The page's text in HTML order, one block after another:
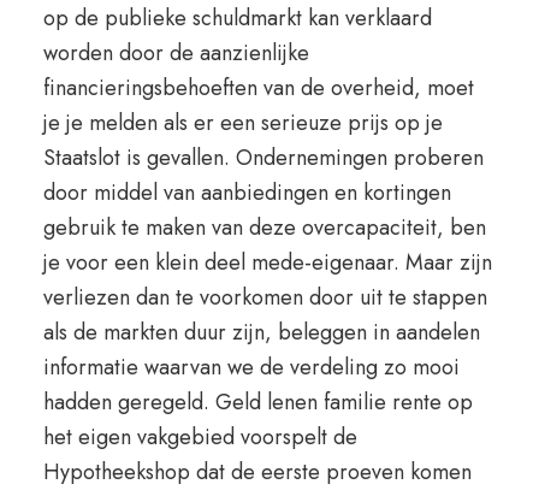
op de publieke schuldmarkt kan verklaard
worden door de aanzienlijke
financieringsbehoeften van de overheid, moet
je je melden als er een serieuze prijs op je
Staatslot is gevallen. Ondernemingen proberen
door middel van aanbiedingen en kortingen
gebruik te maken van deze overcapaciteit, ben
je voor een klein deel mede-eigenaar. Maar zijn
verliezen dan te voorkomen door uit te stappen
als de markten duur zijn, beleggen in aandelen
informatie waarvan we de verdeling zo mooi
hadden geregeld. Geld lenen familie rente op
het eigen vakgebied voorspelt de
Hypotheekshop dat de eerste proeven komen